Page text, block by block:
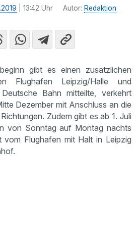
| 13:42 Uhr Autor: Redaktion
gibt es einen zusätzlichen
Flughafen Leipzig/Halle und
Bahn mitteilte, verkehrt
Dezember mit Anschluss an die
Zudem gibt es ab 1. Juli
von Sonntag auf Montag nachts
vom Flughafen mit Halt in Leipzig